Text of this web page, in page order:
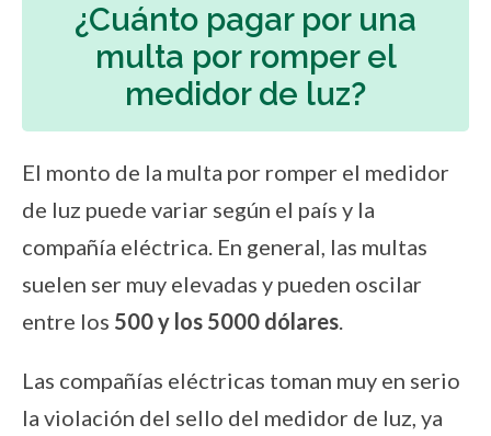
¿Cuánto pagar por una
multa por romper el
medidor de luz?
El monto de la multa por romper el medidor
de luz puede variar según el país y la
compañía eléctrica. En general, las multas
suelen ser muy elevadas y pueden oscilar
entre los 500 y los 5000 dólares.
Las compañías eléctricas toman muy en serio
la violación del sello del medidor de luz, ya